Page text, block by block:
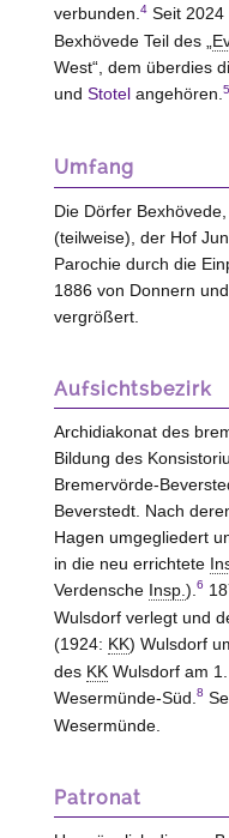
verbunden.4Seit 2024
Bexhövede Teil des „
West“, dem überdies
und Stotelangehören.5
Umfang
Die Dörfer
(teilweise), der Hof
Parochie durch die
1886 von Donnern
vergrößert.
Aufsichtsbezirk
Archidiakonat des
Bildung des
Bremervörde-
Beverstedt. Nach
Hagen umgegliedert
in die neu errichtete
Verdensche Insp. ). 6
Wulsdorf verlegt und
(1924: KK) Wulsdorf
des KKWulsdorf am
Wesermünde-Süd. 8
Wesermünde.
Patronat